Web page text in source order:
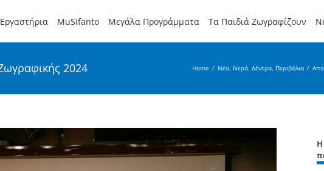
MuSifanto Μεγάλα Προγράμματα Τα Παιδιά Ζωγραφίζουν
2024 Home / Νέα, Νερά, Δέντρα, Περιβόλια /
Η